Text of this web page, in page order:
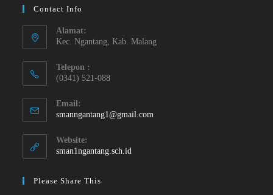
Contact Info
Alamat:
Kec. Ngantang, Kab. Malang
Telepon :
(0341) 521-088
Email:
smanngantang1@gmail.com
Website:
sman1ngantang.sch.id
Please Share This